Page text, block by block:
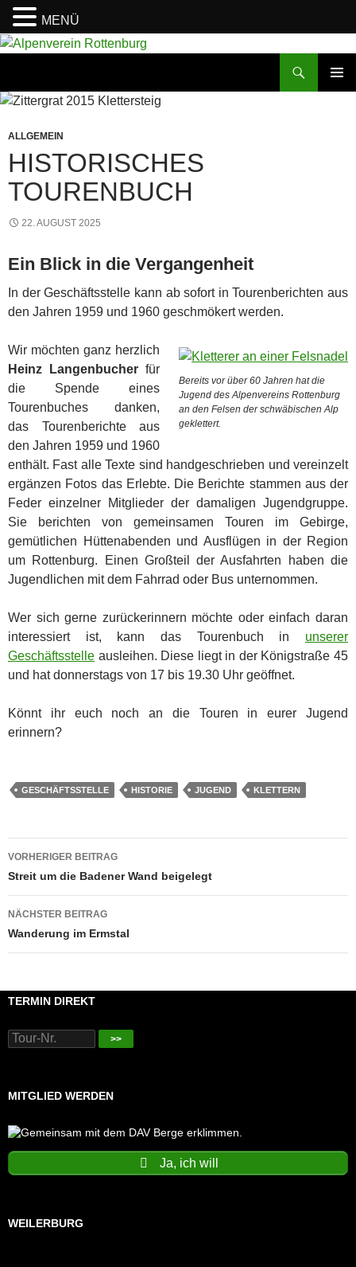
Zum
ALLGEMEIN
HISTORISCHES
TOURENBUCH
22. AUGUST 2025
Ein Blick in die Vergangenheit
In der Geschäftsstelle kann ab sofort in Tourenberichten aus
den Jahren 1959 und 1960 geschmökert werden.
Bereits vor über 60 Jahren hat die
Jugend des Alpenvereins Rottenburg
an den Felsen der schwäbischen Alp
geklettert.
Wir möchten ganz herzlich
Heinz Langenbucher für
die Spende eines
Tourenbuches danken,
das Tourenberichte aus
den Jahren 1959 und 1960
enthält. Fast alle Texte sind handgeschrieben und vereinzelt
ergänzen Fotos das Erlebte. Die Berichte stammen aus der
Feder einzelner Mitglieder der damaligen Jugendgruppe.
Sie berichten von gemeinsamen Touren im Gebirge,
gemütlichen Hüttenabenden und Ausflügen in der Region
um Rottenburg. Einen Großteil der Ausfahrten haben die
Jugendlichen mit dem Fahrrad oder Bus unternommen.
Wer sich gerne zurückerinnern möchte oder einfach daran
interessiert ist, kann das Tourenbuch in unserer
Geschäftsstelle ausleihen. Diese liegt in der Königstraße 45
und hat donnerstags von 17 bis 19.30 Uhr geöffnet.
Könnt ihr euch noch an die Touren in eurer Jugend
erinnern?
GESCHÄFTSSTELLE HISTORIE JUGEND KLETTERN
Beitragsnavigation
VORHERIGER BEITRAG
Streit um die Badener Wand beigelegt
NÄCHSTER BEITRAG
Wanderung im Ermstal
TERMIN DIREKT
>>
MITGLIED WERDEN
Ja, ich will
WEILERBURG
MENÜ